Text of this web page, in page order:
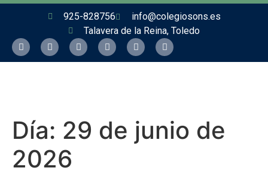
925-828756
info@colegiosons.es
Talavera de la Reina, Toledo
Día: 29 de junio de
2026